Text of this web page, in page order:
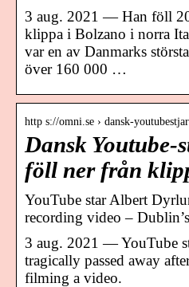
3 aug. 2021 — Han föll
klippa i Bolzano i norra
var en av Danmarks
över 160 000 …
http s://omni.se › dansk-
Dansk Youtube-
föll ner från
YouTube star Albert
recording video –
3 aug. 2021 — YouTube
tragically passed away
filming a video.